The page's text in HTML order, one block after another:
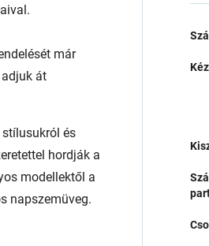
már
át
stílusukról és
hordják a
modellektől a
napszemüveg.